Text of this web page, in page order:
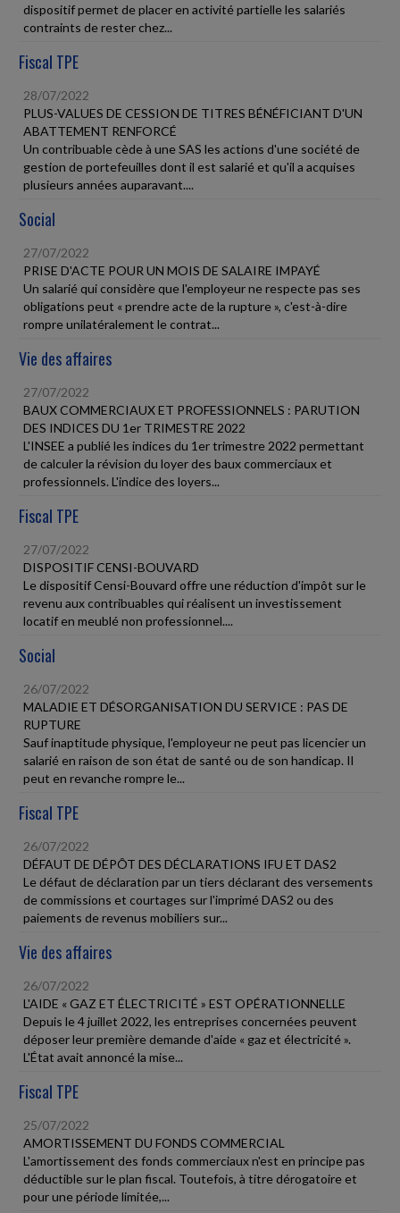
dispositif permet de placer en activité partielle les salariés
contraints de rester chez...
Fiscal TPE
28/07/2022
PLUS-VALUES DE CESSION DE TITRES BÉNÉFICIANT D'UN
ABATTEMENT RENFORCÉ
Un contribuable cède à une SAS les actions d'une société de
gestion de portefeuilles dont il est salarié et qu'il a acquises
plusieurs années auparavant....
Social
27/07/2022
PRISE D'ACTE POUR UN MOIS DE SALAIRE IMPAYÉ
Un salarié qui considère que l'employeur ne respecte pas ses
obligations peut « prendre acte de la rupture », c'est-à-dire
rompre unilatéralement le contrat...
Vie des affaires
27/07/2022
BAUX COMMERCIAUX ET PROFESSIONNELS : PARUTION
DES INDICES DU 1er TRIMESTRE 2022
L'INSEE a publié les indices du 1er trimestre 2022 permettant
de calculer la révision du loyer des baux commerciaux et
professionnels. L'indice des loyers...
Fiscal TPE
27/07/2022
DISPOSITIF CENSI-BOUVARD
Le dispositif Censi-Bouvard offre une réduction d'impôt sur le
revenu aux contribuables qui réalisent un investissement
locatif en meublé non professionnel....
Social
26/07/2022
MALADIE ET DÉSORGANISATION DU SERVICE : PAS DE
RUPTURE
Sauf inaptitude physique, l'employeur ne peut pas licencier un
salarié en raison de son état de santé ou de son handicap. Il
peut en revanche rompre le...
Fiscal TPE
26/07/2022
DÉFAUT DE DÉPÔT DES DÉCLARATIONS IFU ET DAS2
Le défaut de déclaration par un tiers déclarant des versements
de commissions et courtages sur l'imprimé DAS2 ou des
paiements de revenus mobiliers sur...
Vie des affaires
26/07/2022
L'AIDE « GAZ ET ÉLECTRICITÉ » EST OPÉRATIONNELLE
Depuis le 4 juillet 2022, les entreprises concernées peuvent
déposer leur première demande d'aide « gaz et électricité ».
L'État avait annoncé la mise...
Fiscal TPE
25/07/2022
AMORTISSEMENT DU FONDS COMMERCIAL
L'amortissement des fonds commerciaux n'est en principe pas
déductible sur le plan fiscal. Toutefois, à titre dérogatoire et
pour une période limitée,...